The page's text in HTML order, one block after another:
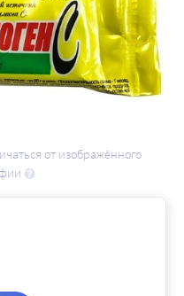
от изображённого